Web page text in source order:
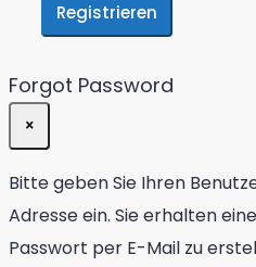
Registrieren
Forgot Password
×
Bitte geben Sie Ihren
Adresse ein. Sie erhalten
Passwort per E-Mail zu